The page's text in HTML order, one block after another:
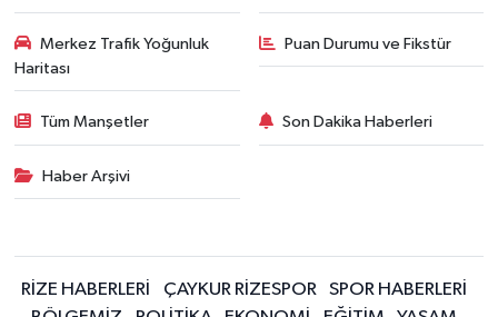
Merkez Trafik Yoğunluk
Haritası
Puan Durumu ve Fikstür
Tüm Manşetler Son Dakika Haberleri
Haber Arşivi
RİZE HABERLERİ ÇAYKUR RİZESPOR
SPOR HABERLERİ